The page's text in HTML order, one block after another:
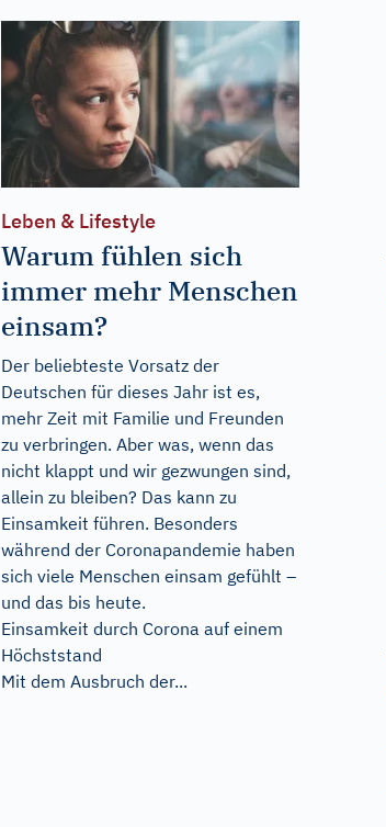
Leben & Lifestyle
Warum fühlen sich
immer mehr Menschen
einsam?
Der beliebteste Vorsatz der
Deutschen für dieses Jahr ist es,
mehr Zeit mit Familie und Freunden
zu verbringen. Aber was, wenn das
nicht klappt und wir gezwungen sind,
allein zu bleiben? Das kann zu
Einsamkeit führen. Besonders
während der Coronapandemie haben
sich viele Menschen einsam gefühlt –
und das bis heute.
Einsamkeit durch Corona auf einem
Höchststand
Mit dem Ausbruch der...